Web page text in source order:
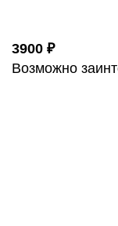
3900 ₽
Возможно